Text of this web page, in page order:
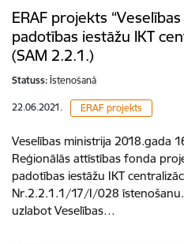
ERAF projekts
padotības iestāžu IKT
(SAM 2.2.1.)
Statuss: Īstenošanā
22.06.2021. ERAF projekts
Veselības ministrija 2018.gada
Reģionālās attīstības fonda
padotības iestāžu IKT
Nr.2.2.1.1/17/I/028
uzlabot Veselības…